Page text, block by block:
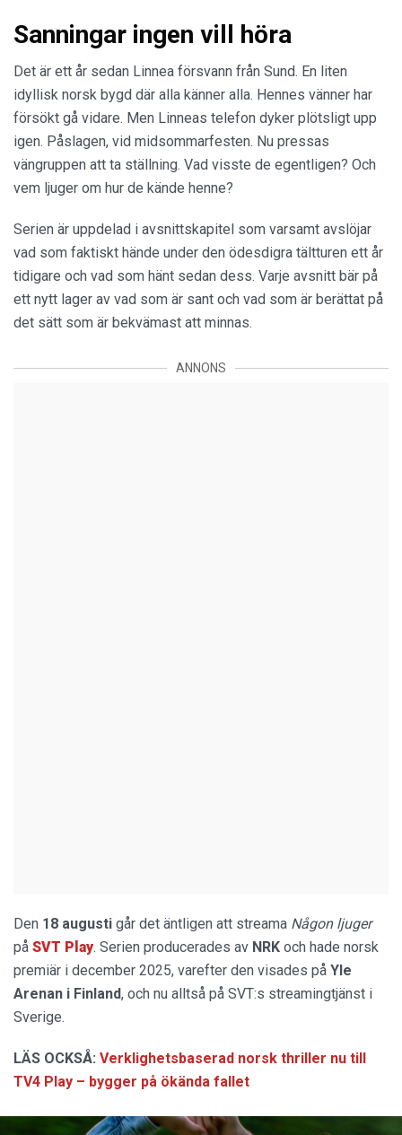
Sanningar ingen vill höra
Det är ett år sedan Linnea försvann från Sund. En liten
idyllisk norsk bygd där alla känner alla. Hennes vänner har
försökt gå vidare. Men Linneas telefon dyker plötsligt upp
igen. Påslagen, vid midsommarfesten. Nu pressas
vängruppen att ta ställning. Vad visste de egentligen? Och
vem ljuger om hur de kände henne?
Serien är uppdelad i avsnittskapitel som varsamt avslöjar
vad som faktiskt hände under den ödesdigra tältturen ett år
tidigare och vad som hänt sedan dess. Varje avsnitt bär på
ett nytt lager av vad som är sant och vad som är berättat på
det sätt som är bekvämast att minnas.
ANNONS
Den 18 augusti går det äntligen att streama Någon ljuger
på SVT Play. Serien producerades av NRK och hade norsk
premiär i december 2025, varefter den visades på Yle
Arenan i Finland, och nu alltså på SVT:s streamingtjänst i
Sverige.
LÄS OCKSÅ: Verklighetsbaserad norsk thriller nu till
TV4 Play – bygger på ökända fallet